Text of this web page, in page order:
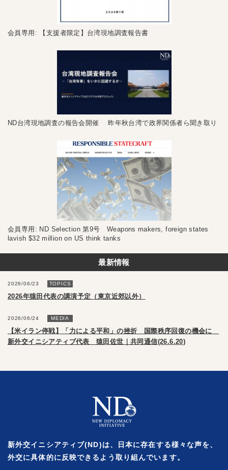
会員専用: 【支援者限定】台湾現地調査報告書
ND台湾現地調査の報告会開催 昨年秋台湾で政界関係者ら聞き取り
会員専用: ND Selection 第9号 Weapons makers, foreign states
lavish $32 million on US think tanks
最新情報
2026/06/23 TOPICS
2026年猿田代表の講演予定（東京近郊以外）
2026/06/24 MEDIA
【米イラン停戦】「力による平和」の挫折 国際秩序回復の機会に
新外交イニシアティブ代表 猿田佐世｜共同通信(26.6.20)
新外交イニシアティブ(ND)は、日本に存在する様々な声を、
外交に具体的に反映できるよう取り組んでいます。